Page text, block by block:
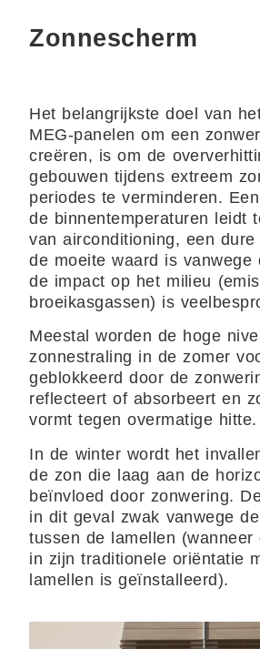
Zonnescherm
Het belangrijkste doel van
MEG-panelen om een
creëren, is om de
gebouwen tijdens extreem
periodes te verminderen.
de binnentemperaturen leidt
van airconditioning, een
de moeite waard is vanwege
de impact op het milieu
broeikasgassen) is
Meestal worden de hoge
zonnestraling in de zomer
geblokkeerd door de
reflecteert of absorbeert en
vormt tegen overmatige hitte.
In de winter wordt het
de zon die laag aan de
beïnvloed door zonwering.
in dit geval zwak vanwege
tussen de lamellen (wanneer
in zijn traditionele oriëntatie
lamellen is geïnstalleerd).